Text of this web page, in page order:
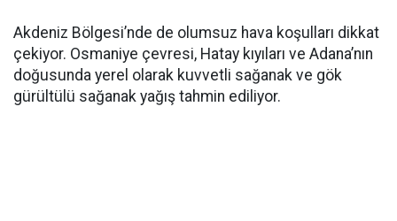
Akdeniz Bölgesi’nde de olumsuz hava koşulları dikkat
çekiyor. Osmaniye çevresi, Hatay kıyıları ve Adana’nın
doğusunda yerel olarak kuvvetli sağanak ve gök
gürültülü sağanak yağış tahmin ediliyor.